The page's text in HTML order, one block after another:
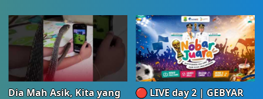
Dia Mah Asik, Kita yang
🔴 LIVE day 2 | GEBYAR